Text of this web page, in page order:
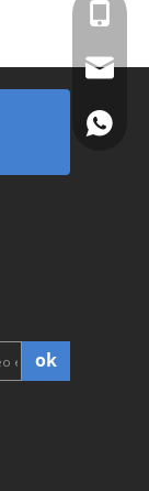
+86-
Emily:
ok